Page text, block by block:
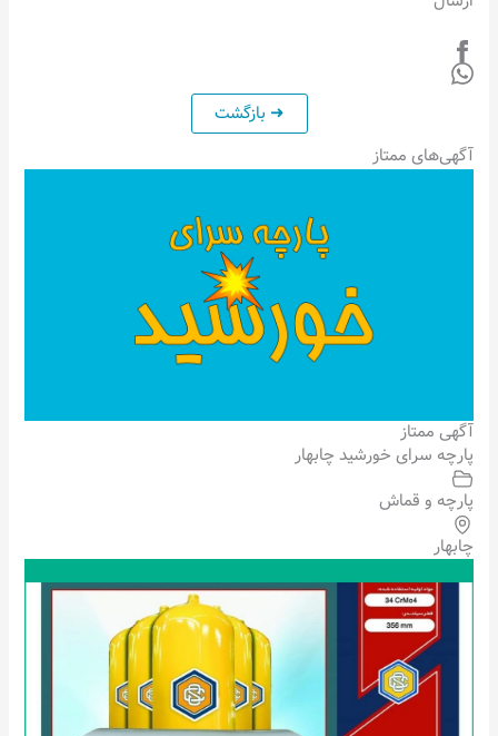
آگهی‌های ممتاز
آگهی ممتاز
پارچه سرای خورشید چابهار
پارچه و قماش
چابهار